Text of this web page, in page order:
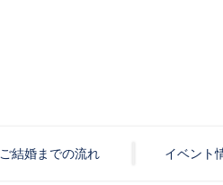
ご結婚までの流れ イベント